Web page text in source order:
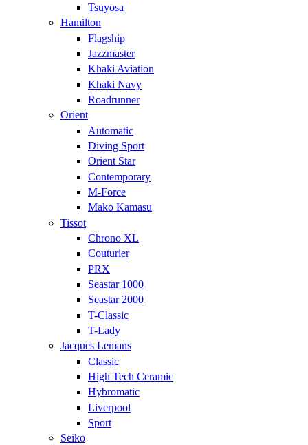
Tsuyosa
Hamilton
Flagship
Jazzmaster
Khaki Aviation
Khaki Navy
Roadrunner
Orient
Automatic
Diving Sport
Orient Star
Contemporary
M-Force
Mako Kamasu
Tissot
Chrono XL
Couturier
PRX
Seastar 1000
Seastar 2000
T-Classic
T-Lady
Jacques Lemans
Classic
High Tech Ceramic
Hybromatic
Liverpool
Sport
Seiko